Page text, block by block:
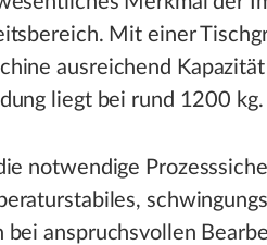
Mit einer
ausreichend
liegt bei rund 1200 kg.
notwendige
bei anspruchsvollen